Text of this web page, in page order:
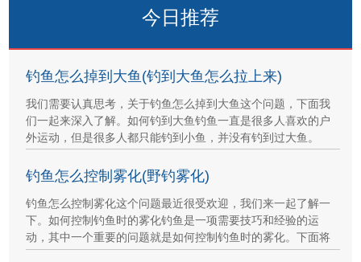
今日推荐
钓鱼怎么掉到大鱼(钓到大鱼怎么拉上来)
我们需要认真思考，关于钓鱼怎么掉到大鱼这个问题，下面我
们一起来深入了解。如何钓到大鱼钓鱼一直是很多人喜欢的户
外运动，但是很多人都只能钓到小鱼，并没有钓到过大鱼。
钓鱼怎么控制雾化(野钓雾化)
钓鱼怎么控制雾化这个问题最近很受欢迎，我们来一起了解一
下。如何控制钓鱼时的雾化钓鱼是一项需要技巧和经验的运
动，其中一个重要的问题就是如何控制钓鱼时的雾化。下面将